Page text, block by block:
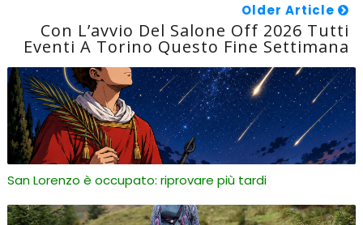
Older Article
Con L’avvio Del Salone Off 2026 Tutti
Eventi A Torino Questo Fine Settimana
San Lorenzo è occupato: riprovare più tardi